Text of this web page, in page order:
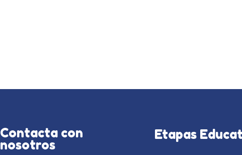
Contacta con
nosotros
Etapas